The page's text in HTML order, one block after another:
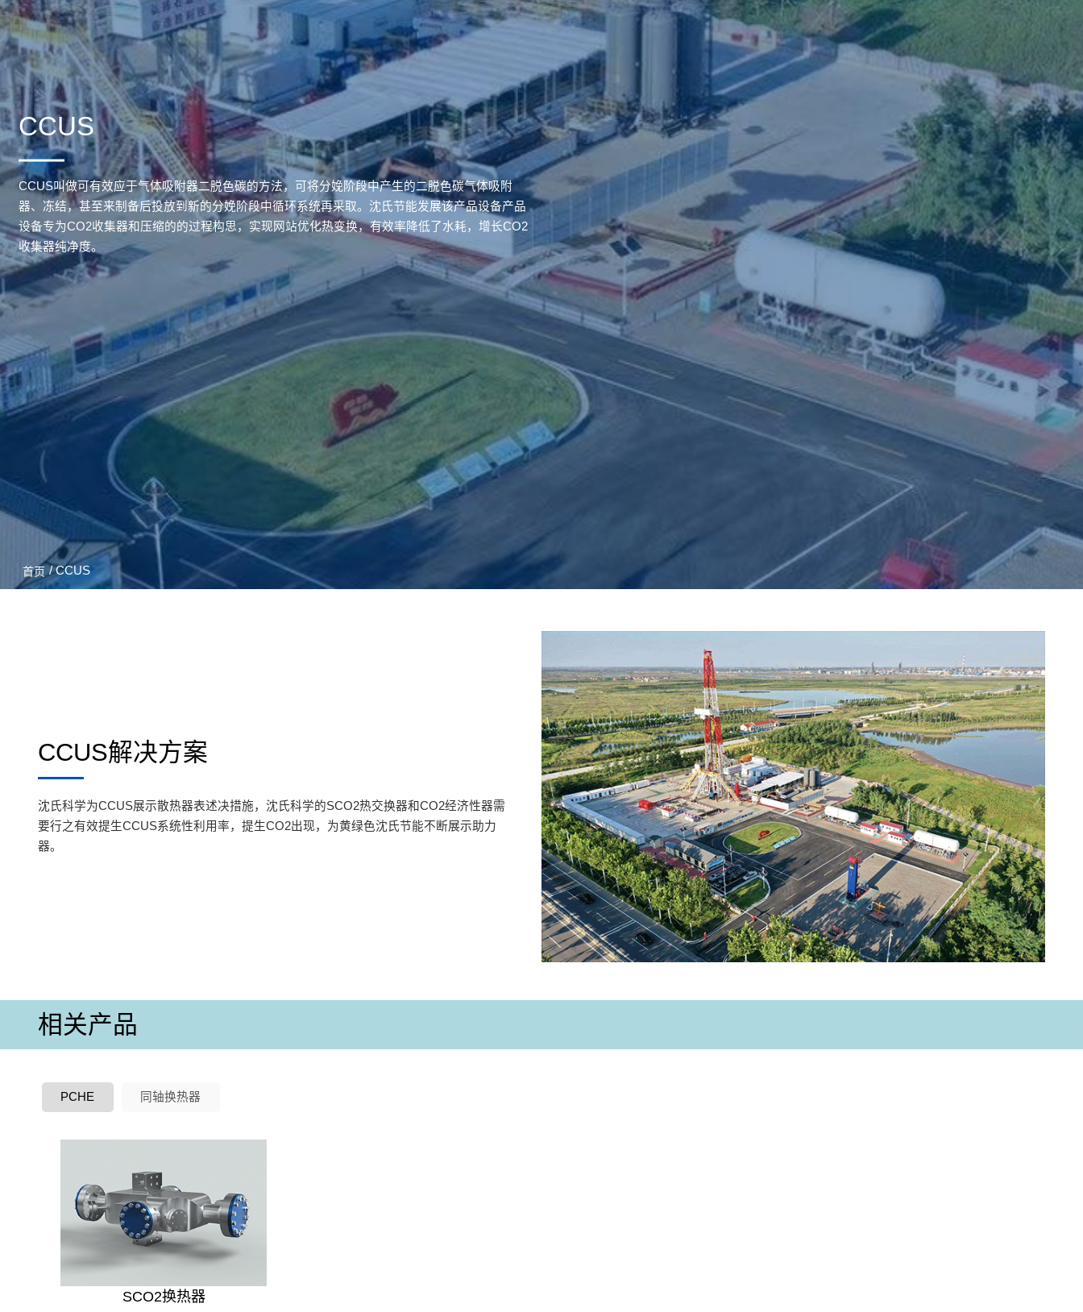
CCUS
CCUS叫做可有效应于气体吸附器二脱色碳的方法，可将分娩阶段中产生的二脱色碳气体吸附
器、冻结，甚至来制备后投放到新的分娩阶段中循环系统再采取。沈氏节能发展该产品设备产品
设备专为CO2收集器和压缩的的过程构思，实现网站优化热变换，有效率降低了水耗，增长CO2
收集器纯净度。
首页 / CCUS
CCUS解决方案
沈氏科学为CCUS展示散热器表述决措施，沈氏科学的SCO2热交换器和CO2经济性器需
要行之有效提生CCUS系统性利用率，提生CO2出现，为黄绿色沈氏节能不断展示助力
器。
相关产品
PCHE 同轴换热器
SCO2换热器